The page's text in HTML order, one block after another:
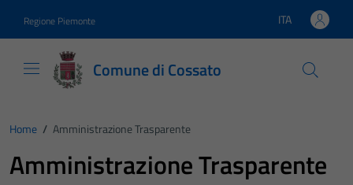
Regione Piemonte Lingua attiva:
ITA
Comune di Cossato
Home / Amministrazione Trasparente
Amministrazione Trasparente